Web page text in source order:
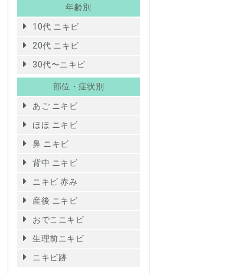
年齢別
10代 ニキビ
20代 ニキビ
30代〜ニキビ
部位・症状別
あご ニキビ
ほほ ニキビ
鼻 ニキビ
背中 ニキビ
ニキビ 赤み
産後 ニキビ
おでこニキビ
生理前ニキビ
ニキビ跡